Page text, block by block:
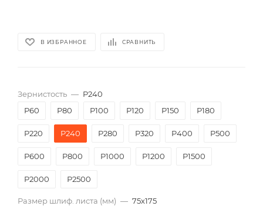
В ИЗБРАННОЕ СРАВНИТЬ
Зернистость — P240
P60
P80 P100 P120 P150 P180
P220 P240 P280 P320 P400 P500
P600 P800 P1000 P1200 P1500
P2000 Р2500
Размер шлиф. листа (мм) — 75х175